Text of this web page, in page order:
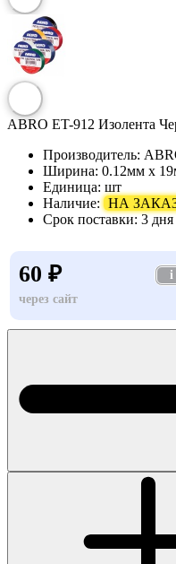
ABRO ET-912 Изолента
Производитель:
Ширина: 0.12мм х
Единица: шт
Наличие: НА
Срок поставки: 3 дня
60 ₽
i
через сайт